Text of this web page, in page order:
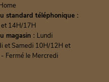
standard téléphonique :
14H/17H
magasin : Lundi
et Samedi 10H/12H et
Fermé le Mercredi